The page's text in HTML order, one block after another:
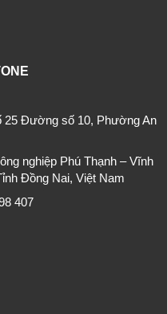
25 Đường số 10, Phường An
nghiệp Phú Thạnh – Vĩnh
Đồng Nai, Việt Nam
407